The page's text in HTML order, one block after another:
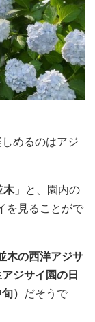
めるのはアジ
木」と、園内の
を見ることがで
木の西洋アジサ
ジサイ園の日
） だそうで